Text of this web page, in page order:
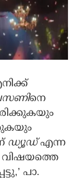
നെ
ഡ്യൂഡ്എന്ന
വിഷയത്തെ
പാ.